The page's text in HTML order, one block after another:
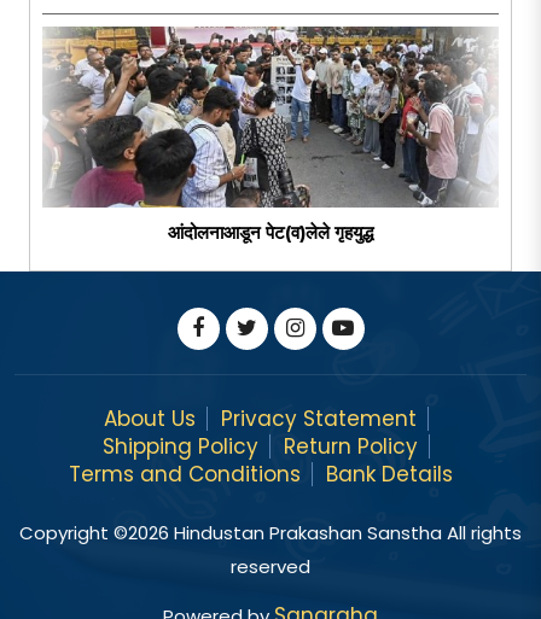
आंदोलनाआडून पेट(व)लेले गृहयुद्ध
About Us
Privacy Statement
Shipping Policy
Return Policy
Terms and Conditions
Bank Details
Copyright ©2026 Hindustan Prakashan Sanstha All rights
reserved